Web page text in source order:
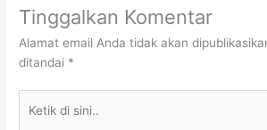
Tinggalkan Komentar
Alamat email Anda tidak akan
ditandai *